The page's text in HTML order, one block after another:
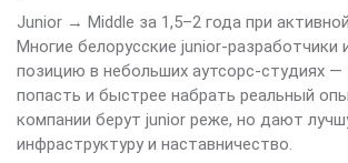
Junior → Middle за 1,5–2 года при
Многие белорусские junior-разработчики
позицию в небольших аутсорс-студиях
попасть и быстрее набрать реальный
компании берут junior реже, но дают
инфраструктуру и наставничество.